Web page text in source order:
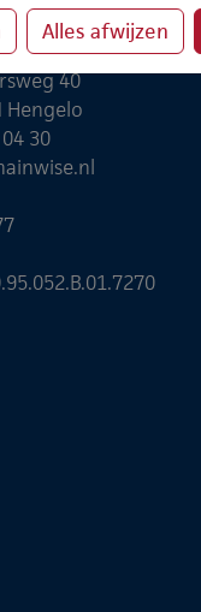
Algemeen
40
Hengelo
30
Alles afwijzen